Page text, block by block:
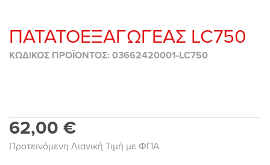
ΠΑΤΑΤΟΕΞΑΓΩΓΕΑΣ LC750
ΚΩΔΙΚΟΣ ΠΡΟΪΟΝΤΟΣ: 03662420001-LC750
62,00 €
Προτεινόμενη Λιανική Τιμή με ΦΠΑ